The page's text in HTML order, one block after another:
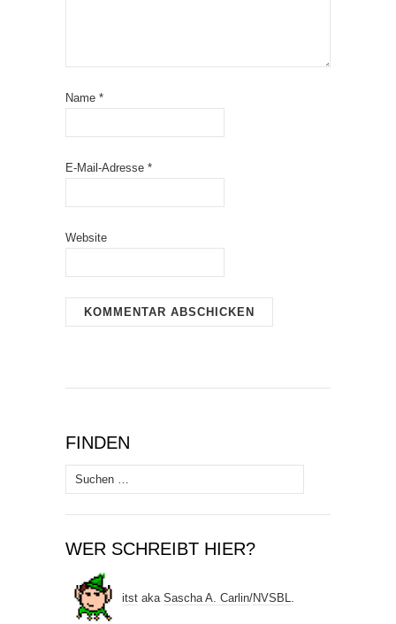
Name *
E-Mail-Adresse *
Website
FINDEN
Suchen
nach:
WER SCHREIBT HIER?
itst aka Sascha A. Carlin/NVSBL.